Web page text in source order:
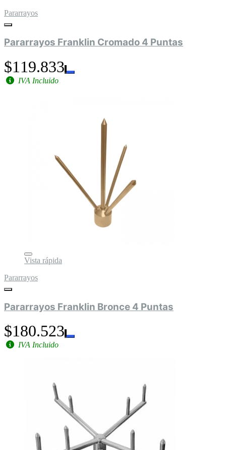
Pararrayos
Pararrayos Franklin Cromado 4 Puntas
$119.833
IVA Incluido
Vista rápida
Pararrayos
Pararrayos Franklin Bronce 4 Puntas
$180.523
IVA Incluido